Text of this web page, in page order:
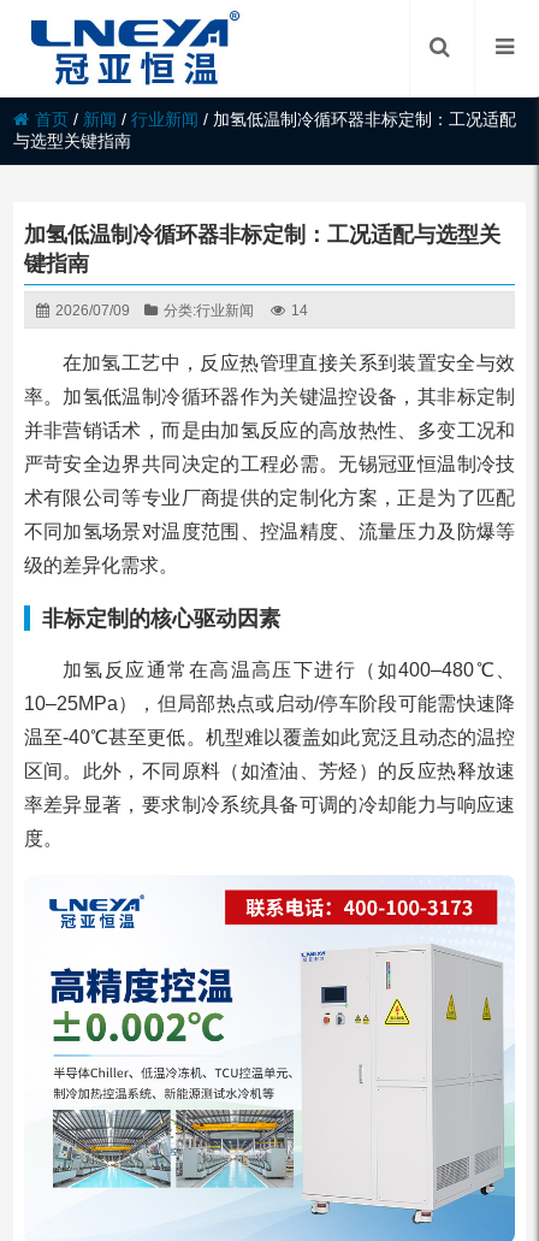
首页 / 新闻 /行业新闻 / 加氢低温制冷循环器非标定制：工况适配
与选型关键指南
加氢低温制冷循环器非标定制：工况适配与选型关
键指南
2026/07/09 分类:行业新闻 14
在加氢工艺中，反应热管理直接关系到装置安全与效
率。加氢低温制冷循环器作为关键温控设备，其非标定制
并非营销话术，而是由加氢反应的高放热性、多变工况和
严苛安全边界共同决定的工程必需。无锡冠亚恒温制冷技
术有限公司等专业厂商提供的定制化方案，正是为了匹配
不同加氢场景对温度范围、控温精度、流量压力及防爆等
级的差异化需求。
非标定制的核心驱动因素
加氢反应通常在高温高压下进行（如400–480℃、
10–25MPa），但局部热点或启动/停车阶段可能需快速降
温至-40℃甚至更低。机型难以覆盖如此宽泛且动态的温控
区间。此外，不同原料（如渣油、芳烃）的反应热释放速
率差异显著，要求制冷系统具备可调的冷却能力与响应速
度。